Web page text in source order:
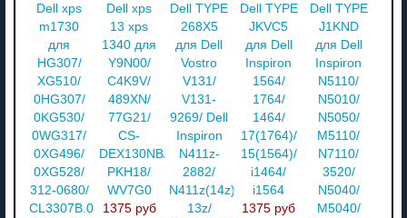
Dell xps
m1730
для
HG307/
XG510/
0HG307/
0KG530/
0WG317/
0XG496/
0XG528/
312-0680/
CL3307B.085/
Dell xps
13 xps
1340 для
Y9N00/
C4K9V/
489XN/
77G21/
CS-
DEX130NB/
PKH18/
WV7G0
1375 руб
Dell TYPE
268X5
для Dell
Vostro
V131/
V131-
9269/ Dell
Inspiron
N411z-
2882/
N411z(14z)/
13z/
Dell TYPE
JKVC5
для Dell
Inspiron
1564/
1764/
1464/
17(1764)/
15(1564)/
i1464/
i1564
1375 руб
Dell TYPE
J1KND
для Dell
Inspiron
N5110/
N5010/
N5050/
M5110/
N7110/
3520/
N5040/
M5040/